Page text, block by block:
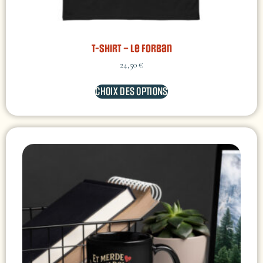
T-shirt – Le Forban
24,50€
CHOIX DES OPTIONS